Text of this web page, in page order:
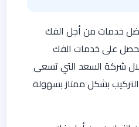
خدمات من أجل الفك
على خدمات الفك
شركة السعد التي تسعى
بشكل ممتاز بسهولة